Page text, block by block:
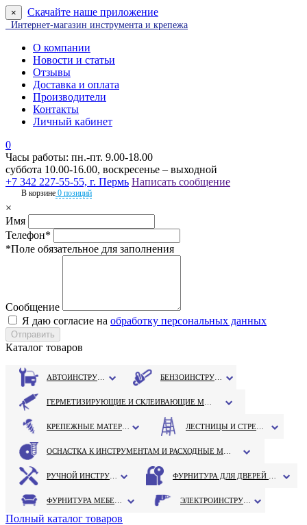
× Скачайте наше приложение
Интернет-магазин инструмента и крепежа
О компании
Новости и статьи
Отзывы
Доставка и оплата
Производители
Контакты
Личный кабинет
0
Часы работы: пн.-пт. 9.00-18.00
суббота 10.00-16.00, воскресенье – выходной
+7 342 227-55-55, г. Пермь Написать сообщение
В корзине 0 позиций
×
Имя
Телефон*
*Поле обязательное для заполнения
Сообщение
Я даю согласие на обработку персональных данных
Каталог товаров
Полный каталог товаров